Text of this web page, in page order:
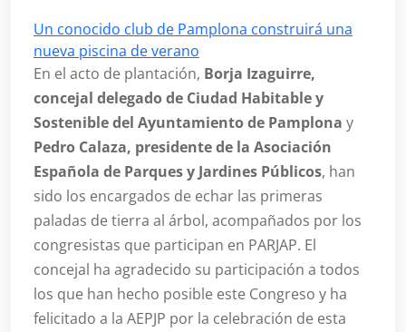
Un conocido club de Pamplona construirá una
nueva piscina de verano
En el acto de plantación, Borja Izaguirre,
concejal delegado de Ciudad Habitable y
Sostenible del Ayuntamiento de Pamplona y
Pedro Calaza, presidente de la Asociación
Española de Parques y Jardines Públicos, han
sido los encargados de echar las primeras
paladas de tierra al árbol, acompañados por los
congresistas que participan en PARJAP. El
concejal ha agradecido su participación a todos
los que han hecho posible este Congreso y ha
felicitado a la AEPJP por la celebración de esta